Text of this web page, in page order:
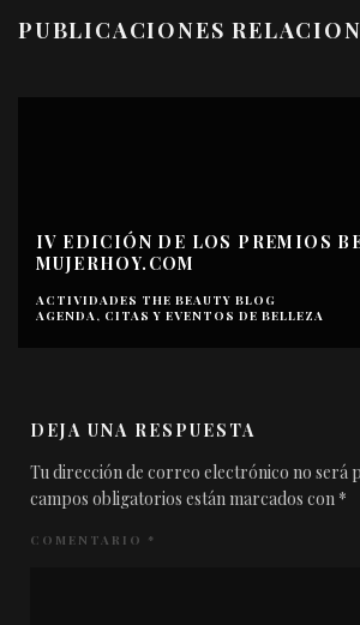
PUBLICACIONES
IV EDICIÓN DE LOS PREMIOS
MUJERHOY.COM
ACTIVIDADES THE BEAUTY BLOG
AGENDA, CITAS Y EVENTOS DE BELLEZA
DEJA UNA RESPUESTA
Tu dirección de correo electrónico no será
campos obligatorios están marcados con *
COMENTARIO *